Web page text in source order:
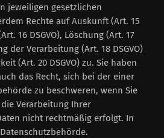
jeweiligen gesetzlichen
Rechte auf Auskunft (Art. 15
16 DSGVO), Löschung (Art. 17
der Verarbeitung (Art. 18 DSGVO)
(Art. 20 DSGVO) zu. Sie haben
das Recht, sich bei der einer
zu beschweren, wenn Sie
Verarbeitung Ihrer
nicht rechtmäßig erfolgt. In